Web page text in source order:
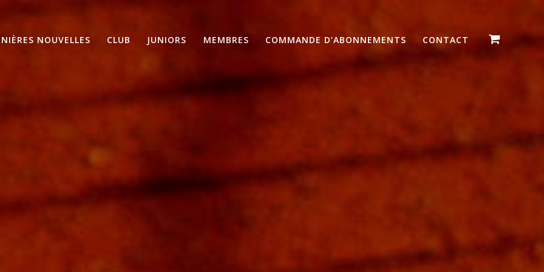
NOUVELLES CLUB JUNIORS MEMBRES COMMANDE D’ABONNEMENTS CONTACT